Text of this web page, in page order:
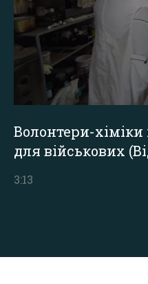
Волонтери-хіміки
для військових
3:13